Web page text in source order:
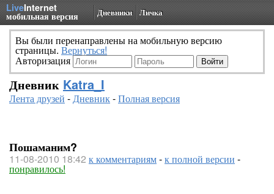
LiveInternet
мобильная версия Дневники Личка
Вы были перенаправлены на мобильную версию
страницы. Вернуться!
Авторизация
Дневник Katra_I
Лента друзей -Дневник-Полная версия
Пошаманим?
11-08-2010 18:42 к комментариям-к полной версии -
понравилось!